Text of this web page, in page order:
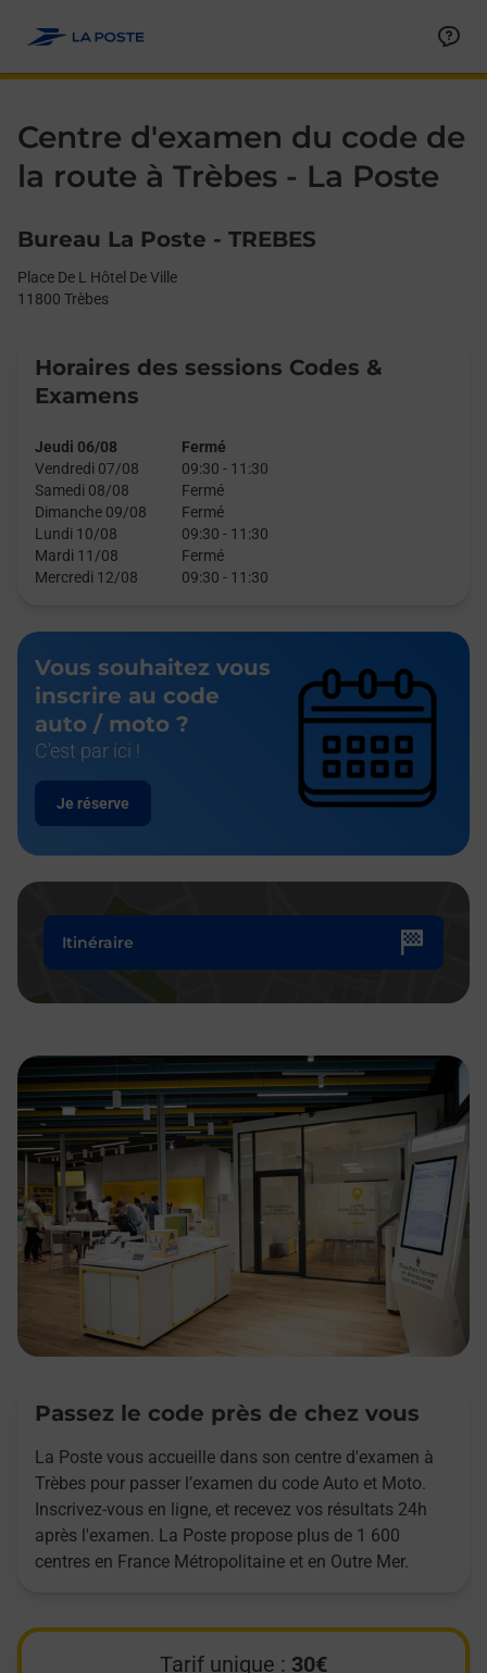
Centre d'examen du code de
la route à Trèbes - La Poste
Bureau La Poste - TREBES
Place De L Hôtel De Ville
11800 Trèbes
Horaires des sessions Codes &
Examens
Jeudi 06/08
Fermé
Vendredi 07/08
09:30 - 11:30
Samedi 08/08
Fermé
Dimanche 09/08
Fermé
Lundi 10/08
09:30 - 11:30
Mardi 11/08
Fermé
Mercredi 12/08
09:30 - 11:30
Vous souhaitez vous
inscrire au code
auto / moto ?
C'est par ici !
Je réserve
Itinéraire
Passez le code près de chez vous
La Poste vous accueille dans son centre d'examen à
Trèbes pour passer l’examen du code Auto et Moto.
Inscrivez-vous en ligne, et recevez vos résultats 24h
après l'examen. La Poste propose plus de 1 600
centres en France Métropolitaine et en Outre Mer.
Tarif unique : 30€